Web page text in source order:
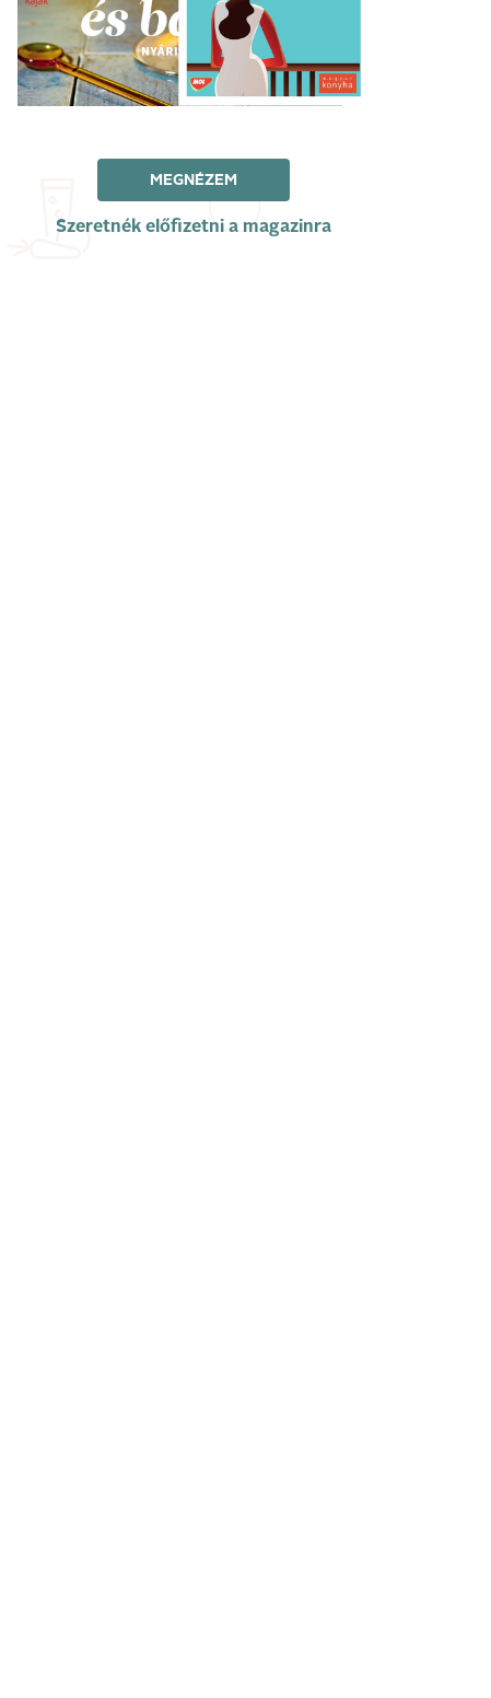
MEGNÉZEM
Szeretnék előfizetni a magazinra